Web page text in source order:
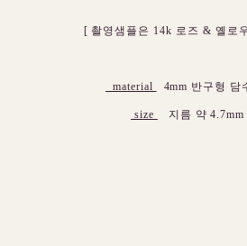
[ 촬영샘플은 14k 로즈 & 옐로
material 4mm 반구형 담
size 지름 약